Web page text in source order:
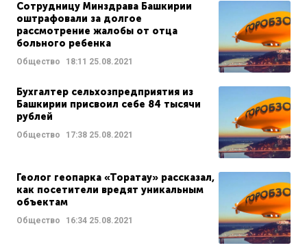
Сотрудницу Минздрава Башкирии
оштрафовали за долгое
рассмотрение жалобы от отца
больного ребенка
Общество 18:11 25.08.2021
Бухгалтер сельхозпредприятия из
Башкирии присвоил себе 84 тысячи
рублей
Общество 17:38 25.08.2021
Геолог геопарка «Торатау» рассказал,
как посетители вредят уникальным
объектам
Общество 16:34 25.08.2021